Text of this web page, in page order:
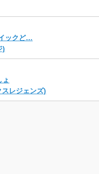
ックど…
)
レジェンズ)